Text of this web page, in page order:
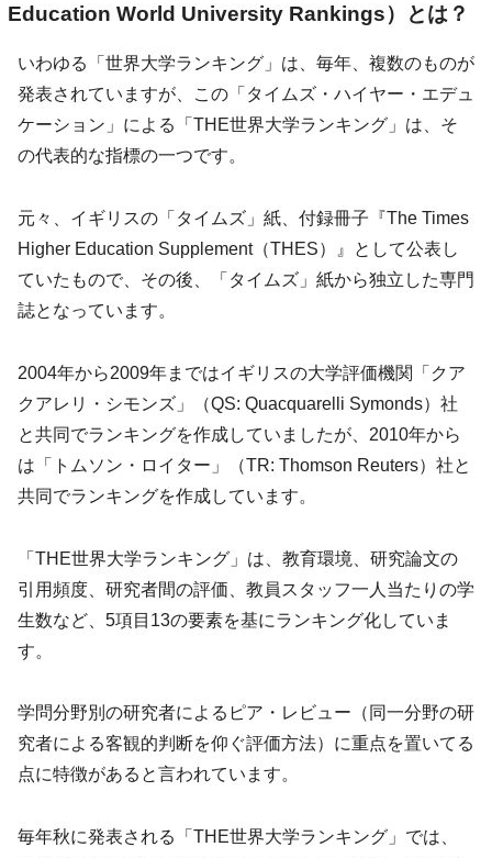
Education World University Rankings）とは？
いわゆる「世界大学ランキング」は、毎年、複数のものが
発表されていますが、この「タイムズ・ハイヤー・エデュ
ケーション」による「THE世界大学ランキング」は、そ
の代表的な指標の一つです。
元々、イギリスの「タイムズ」紙、付録冊子『The Times
Higher Education Supplement（THES）』として公表し
ていたもので、その後、「タイムズ」紙から独立した専門
誌となっています。
2004年から2009年まではイギリスの大学評価機関「クア
クアレリ・シモンズ」（QS: Quacquarelli Symonds）社
と共同でランキングを作成していましたが、2010年から
は「トムソン・ロイター」（TR: Thomson Reuters）社と
共同でランキングを作成しています。
「THE世界大学ランキング」は、教育環境、研究論文の
引用頻度、研究者間の評価、教員スタッフ一人当たりの学
生数など、5項目13の要素を基にランキング化していま
す。
学問分野別の研究者によるピア・レビュー（同一分野の研
究者による客観的判断を仰ぐ評価方法）に重点を置いてる
点に特徴があると言われています。
毎年秋に発表される「THE世界大学ランキング」では、